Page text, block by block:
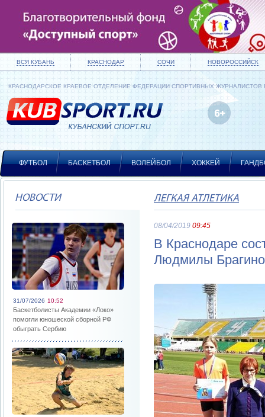
ВСЯ КУБАНЬ КРАСНОДАР СОЧИ НОВОРОССИЙСК
КРАСНОДАРСКОЕ КРАЕВОЕ ОТДЕЛЕНИЕ ФЕДЕРАЦИИ СПОРТИВНЫХ ЖУРНАЛИСТОВ
ФУТБОЛ БАСКЕТБОЛ ВОЛЕЙБОЛ ХОККЕЙ
НОВОСТИ
31/07/2026 10:52
Баскетболисты Академии «Локо»
помогли юношеской сборной РФ
обыграть Сербию
ЛЕГКАЯ АТЛЕТИКА
08/04/2019 09:45
В Краснодаре
Людмилы